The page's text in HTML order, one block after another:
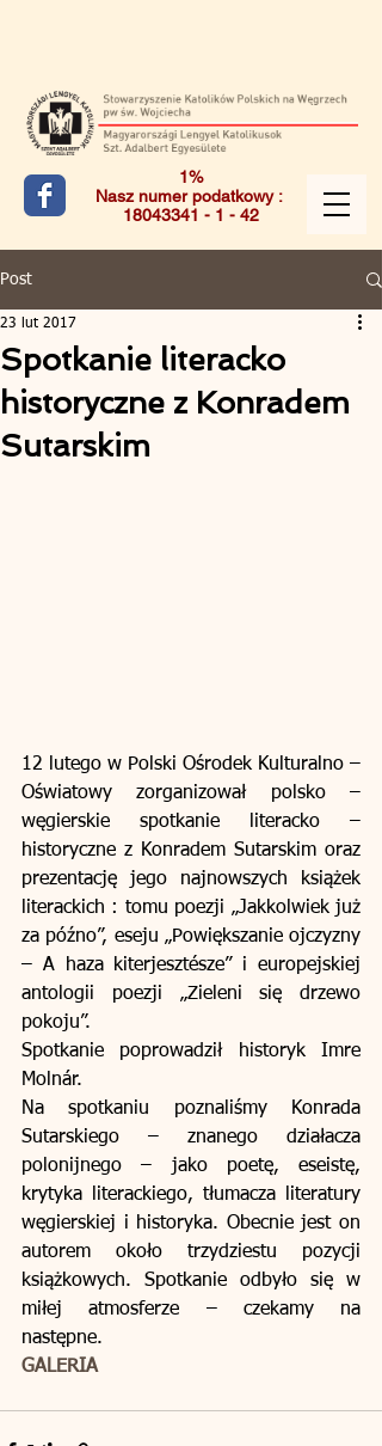
1%
Nasz numer podatkowy :
18043341 - 1 - 42
Post
Spotkanie literacko
historyczne z Konradem
Sutarskim
23 lut 2017
12 lutego w Polski Ośrodek Kulturalno –
Oświatowy zorganizował polsko –
węgierskie spotkanie literacko –
historyczne z Konradem Sutarskim oraz
prezentację jego najnowszych książek
literackich : tomu poezji „Jakkolwiek już
za późno”, eseju „Powiększanie ojczyzny
– A haza kiterjesztésze” i europejskiej
antologii poezji „Zieleni się drzewo
pokoju”.
Spotkanie poprowadził historyk Imre
Molnár.
Na spotkaniu poznaliśmy Konrada
Sutarskiego – znanego działacza
polonijnego – jako poetę, eseistę,
krytyka literackiego, tłumacza literatury
węgierskiej i historyka. Obecnie jest on
autorem około trzydziestu pozycji
książkowych. Spotkanie odbyło się w
miłej atmosferze – czekamy na
następne.
GALERIA